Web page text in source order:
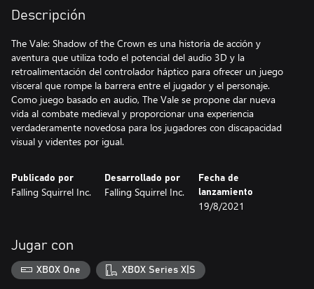
Descripción
The Vale: Shadow of the Crown es una historia de acción y
aventura que utiliza todo el potencial del audio 3D y la
retroalimentación del controlador háptico para ofrecer un juego
visceral que rompe la barrera entre el jugador y el personaje.
Como juego basado en audio, The Vale se propone dar nueva
vida al combate medieval y proporcionar una experiencia
verdaderamente novedosa para los jugadores con discapacidad
visual y videntes por igual.
Publicado por
Falling Squirrel Inc.
Desarrollado por
Falling Squirrel Inc.
Fecha de
lanzamiento
19/8/2021
Jugar con
XBOX One XBOX Series X|S